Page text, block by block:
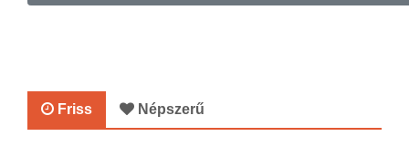
Friss Népszerű